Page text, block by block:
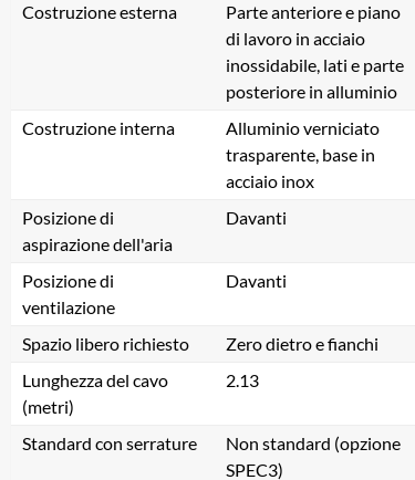
Costruzione esterna
Parte anteriore e piano
di lavoro in acciaio
inossidabile, lati e parte
posteriore in alluminio
Costruzione interna
Alluminio verniciato
trasparente, base in
acciaio inox
Posizione di
aspirazione dell'aria
Davanti
Posizione di
ventilazione
Davanti
Spazio libero richiesto
Zero dietro e fianchi
Lunghezza del cavo
(metri)
2.13
Standard con serrature
Non standard (opzione
SPEC3)